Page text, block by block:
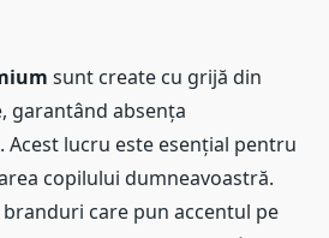
sunt create cu grijă din
garantând absența
lucru este esențial pentru
copilului dumneavoastră.
care pun accentul pe